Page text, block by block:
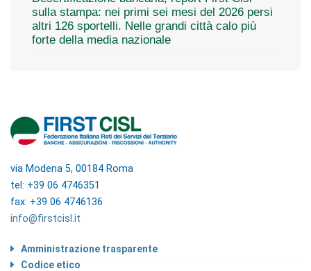
sulla stampa: nei primi sei mesi del 2026 persi
altri 126 sportelli. Nelle grandi città calo più
forte della media nazionale
via Modena 5, 00184 Roma
tel: +39 06 4746351
fax: +39 06 4746136
info@firstcisl.it
Amministrazione trasparente
Codice etico